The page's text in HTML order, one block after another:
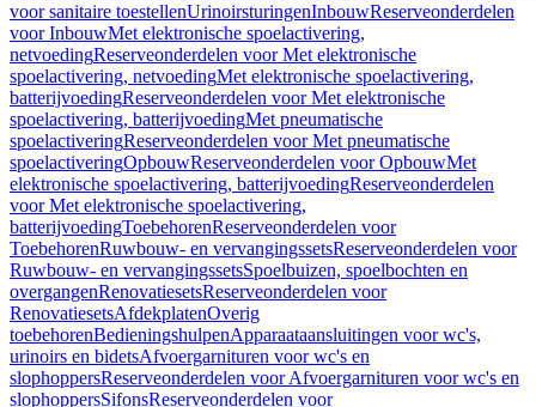
voor sanitaire toestellenUrinoirsturingenInbouwReserveonderdelen
voor InbouwMet elektronische spoelactivering,
netvoedingReserveonderdelen voor Met elektronische
spoelactivering, netvoedingMet elektronische spoelactivering,
batterijvoedingReserveonderdelen voor Met elektronische
spoelactivering, batterijvoedingMet pneumatische
spoelactiveringReserveonderdelen voor Met pneumatische
spoelactiveringOpbouwReserveonderdelen voor OpbouwMet
elektronische spoelactivering, batterijvoedingReserveonderdelen
voor Met elektronische spoelactivering,
batterijvoedingToebehorenReserveonderdelen voor
ToebehorenRuwbouw- en vervangingssetsReserveonderdelen voor
Ruwbouw- en vervangingssetsSpoelbuizen, spoelbochten en
overgangenRenovatiesetsReserveonderdelen voor
RenovatiesetsAfdekplatenOverig
toebehorenBedieningshulpenApparaataansluitingen voor wc's,
urinoirs en bidetsAfvoergarnituren voor wc's en
slophoppersReserveonderdelen voor Afvoergarnituren voor wc's en
slophoppersSifonsReserveonderdelen voor